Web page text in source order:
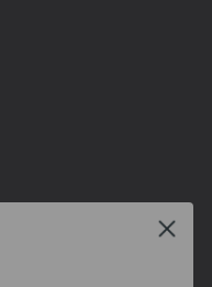
Close